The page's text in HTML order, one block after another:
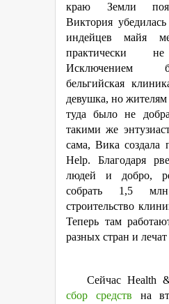
краю Земли
Виктория
индейцев майя
практически не
Исключением
бельгийская
девушка, но
туда было не
такими же
сама, Вика создала
Help. Благодаря
людей и добро,
собрать 1,5
строительство
Теперь там
разных стран и
Сейчас Health
сбор средств на